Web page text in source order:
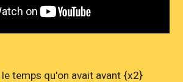
le temps qu'on avait avant {x2}